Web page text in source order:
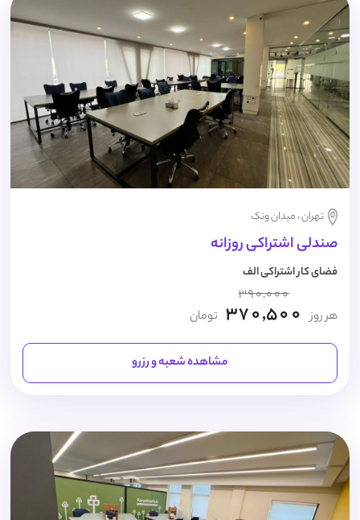
تهران ، میدان ونک
صندلی اشتراکی روزانه
فضای کار اشتراکی الف
هر روز
390,000
370,500 تومان
مشاهده شعبه و رزرو